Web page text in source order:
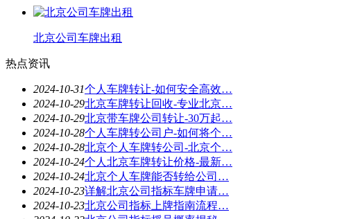
北京公司车牌出租
热点资讯
2024-10-31个人车牌转让-如何安全高效…
2024-10-29北京车牌转让回收-专业北京…
2024-10-29北京带车牌公司转让-30万起…
2024-10-28个人车牌转公司户-如何将个…
2024-10-28北京个人车牌转公司-北京个…
2024-10-24个人北京车牌转让价格-最新…
2024-10-24北京个人车牌能否转给公司…
2024-10-23详解北京公司指标车牌申请…
2024-10-23北京公司指标上牌指南流程…